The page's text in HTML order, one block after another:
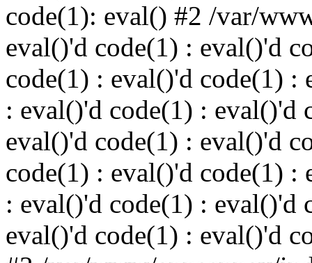
code(1): eval() #2 /var/
eval()'d code(1) : eval()'d
code(1) : eval()'d code(1) :
: eval()'d code(1) : eval()'d
eval()'d code(1) : eval()'d
code(1) : eval()'d code(1) :
: eval()'d code(1) : eval()'d
eval()'d code(1) : eval()'d